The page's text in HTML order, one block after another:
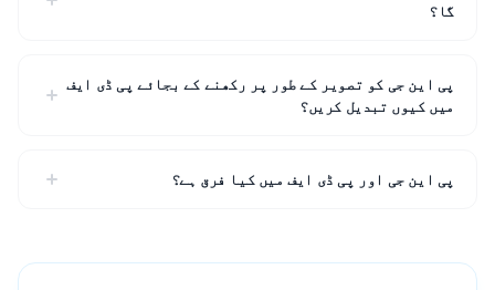
گا؟
پی این جی کو تصویر کے طور پر رکھنے کے بجائے پی ڈی ایف
میں کیوں تبدیل کریں؟
پی این جی اور پی ڈی ایف میں کیا فرق ہے؟